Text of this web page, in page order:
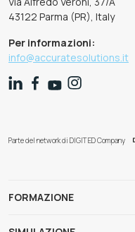
43122 Parma (PR), Italy
Per informazioni:
info@accuratesolutions.it
Parte del network di DIGIT ED Company
FORMAZIONE